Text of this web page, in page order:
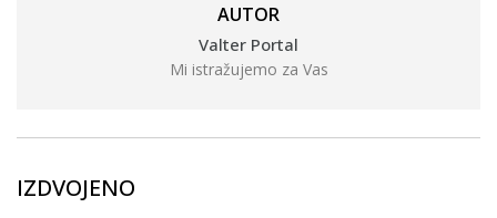
AUTOR
Valter Portal
Mi istražujemo za Vas
IZDVOJENO